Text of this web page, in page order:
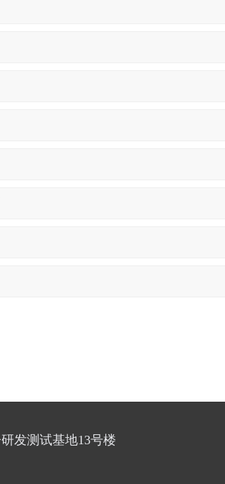
发测试基地13号楼